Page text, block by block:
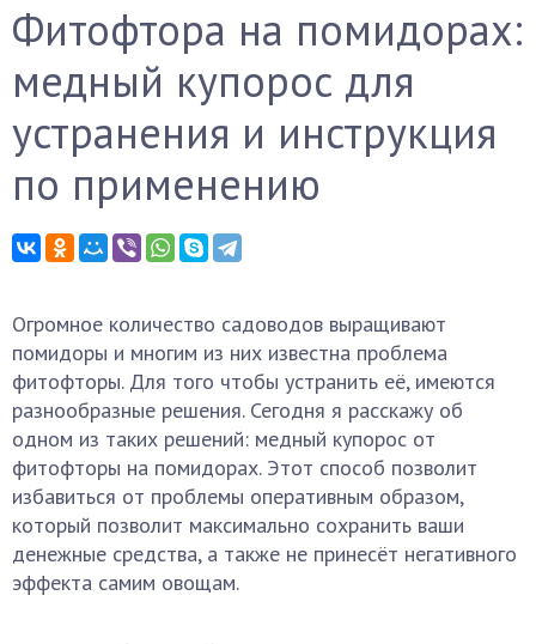
Фитофтора на помидорах:
медный купорос для
устранения и инструкция
по применению
Огромное количество садоводов выращивают
помидоры и многим из них известна проблема
фитофторы. Для того чтобы устранить её, имеются
разнообразные решения. Сегодня я расскажу об
одном из таких решений: медный купорос от
фитофторы на помидорах. Этот способ позволит
избавиться от проблемы оперативным образом,
который позволит максимально сохранить ваши
денежные средства, а также не принесёт негативного
эффекта самим овощам.